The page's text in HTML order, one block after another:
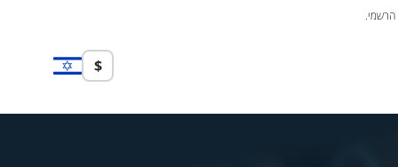
הרשמי.
$